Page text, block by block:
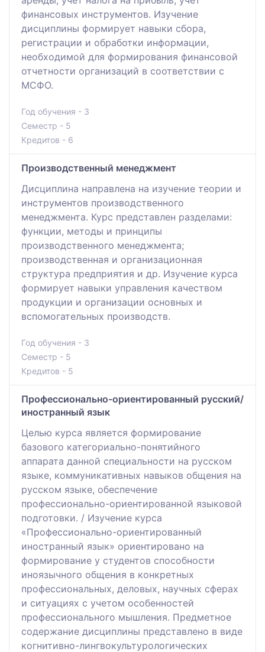
финансовых инструментов. Изучение
дисциплины формирует навыки сбора,
регистрации и обработки информации,
необходимой для формирования финансовой
отчетности организаций в соответствии с
МСФО.
Год обучения - 3
Семестр - 5
Кредитов - 6
Производственный менеджмент
Дисциплина направлена на изучение теории и
инструментов производственного
менеджмента. Курс представлен разделами:
функции, методы и принципы
производственного менеджмента;
производственная и организационная
структура предприятия и др. Изучение курса
формирует навыки управления качеством
продукции и организации основных и
вспомогательных производств.
Год обучения - 3
Семестр - 5
Кредитов - 5
Профессионально-ориентированный русский/
иностранный язык
Целью курса является формирование
базового категориально-понятийного
аппарата данной специальности на русском
языке, коммуникативных навыков общения на
русском языке, обеспечение
профессионально-ориентированной языковой
подготовки. / Изучение курса
«Профессионально-ориентированный
иностранный язык» ориентировано на
формирование у студентов способности
иноязычного общения в конкретных
профессиональных, деловых, научных сферах
и ситуациях с учетом особенностей
профессионального мышления. Предметное
содержание дисциплины представлено в виде
когнитивно-лингвокультурологических